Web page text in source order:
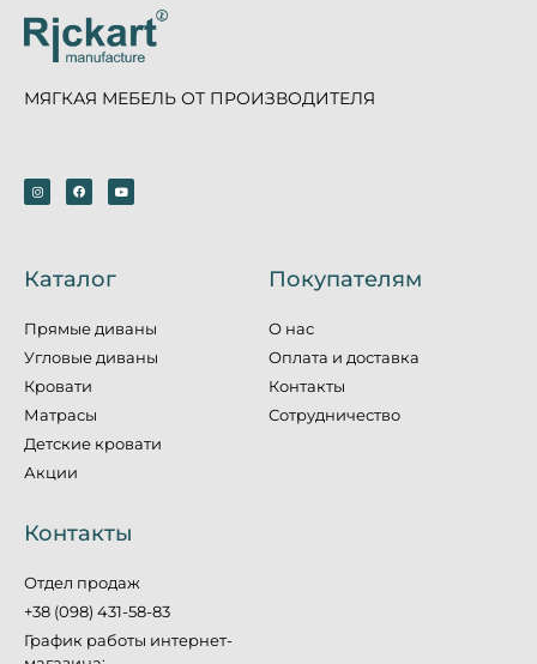
МЯГКАЯ МЕБЕЛЬ ОТ ПРОИЗВОДИТЕЛЯ
Каталог
Прямые диваны
Угловые диваны
Кровати
Матрасы
Детские кровати
Акции
Покупателям
О нас
Оплата и доставка
Контакты
Сотрудничество
Контакты
Отдел продаж
+38 (098) 431-58-83
График работы интернет-